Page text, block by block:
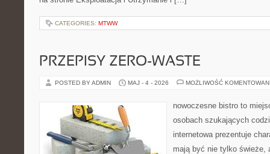
CATEGORIES: MTWW
PRZEPISY ZERO-WASTE
POSTED BY ADMIN MAJ - 4 - 2026 MOŻLIWOŚĆ
nowoczesne bistro to
osobach szukających
internetowa prezentuje
mają być nie tylko świeże,